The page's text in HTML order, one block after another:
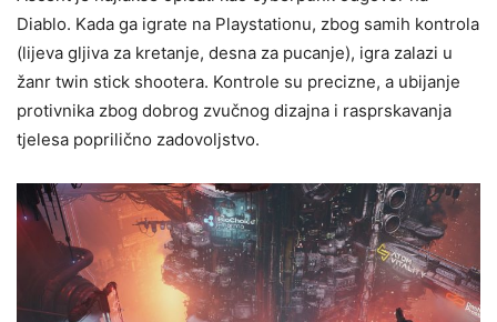
Diablo. Kada ga igrate na Playstationu, zbog samih kontrola
(lijeva gljiva za kretanje, desna za pucanje), igra zalazi u
žanr twin stick shootera. Kontrole su precizne, a ubijanje
protivnika zbog dobrog zvučnog dizajna i rasprskavanja
tjelesa poprilično zadovoljstvo.